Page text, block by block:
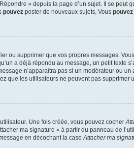
» depuis la page d’un sujet. Il se
pouvez poster de nouveaux sujets, Vous pouvez
ou supprimer que vos propres messages.
a déjà répondu au message, un petit texte
n’apparaîtra pas si un modérateur ou
que les utilisateurs ne peuvent pas supprimer
Une fois créée, vous pouvez cocher
ma signature » à partir du panneau de
en décochant la caseAttacher ma